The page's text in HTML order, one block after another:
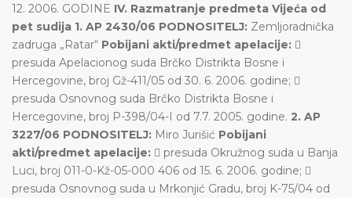
12. 2006. GODINE IV. Razmatranje predmeta Vijeća od
pet sudija 1. AP 2430/06 PODNOSITELJ: Zemljoradnička
zadruga „Ratar“ Pobijani akti/predmet apelacije: 
presuda Apelacionog suda Brčko Distrikta Bosne i
Hercegovine, broj Gž-411/05 od 30. 6. 2006. godine; 
presuda Osnovnog suda Brčko Distrikta Bosne i
Hercegovine, broj P-398/04-I od 7.7. 2005. godine. 2. AP
3227/06 PODNOSITELJ: Miro Jurišić Pobijani
akti/predmet apelacije:  presuda Okružnog suda u Banja
Luci, broj 011-0-Kž-05-000 406 od 15. 6. 2006. godine; 
presuda Osnovnog suda u Mrkonjić Gradu, broj K-75/04 od